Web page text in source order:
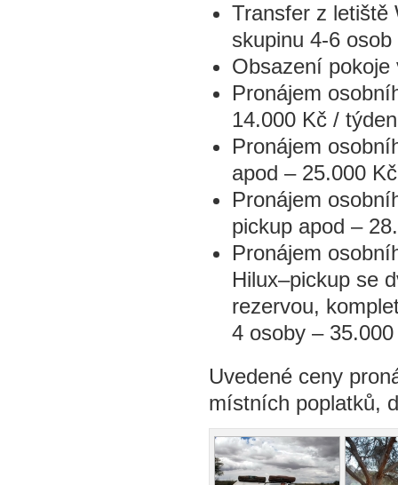
Transfer z letiště
skupinu 4-6 osob
Obsazení pokoje
Pronájem
14.000 Kč / týden
Pronájem
apod – 25.000
Pronájem
pickup apod –
Pronájem
Hilux–pickup se
rezervou,
4 osoby –
Uvedené ceny
místních poplatků,